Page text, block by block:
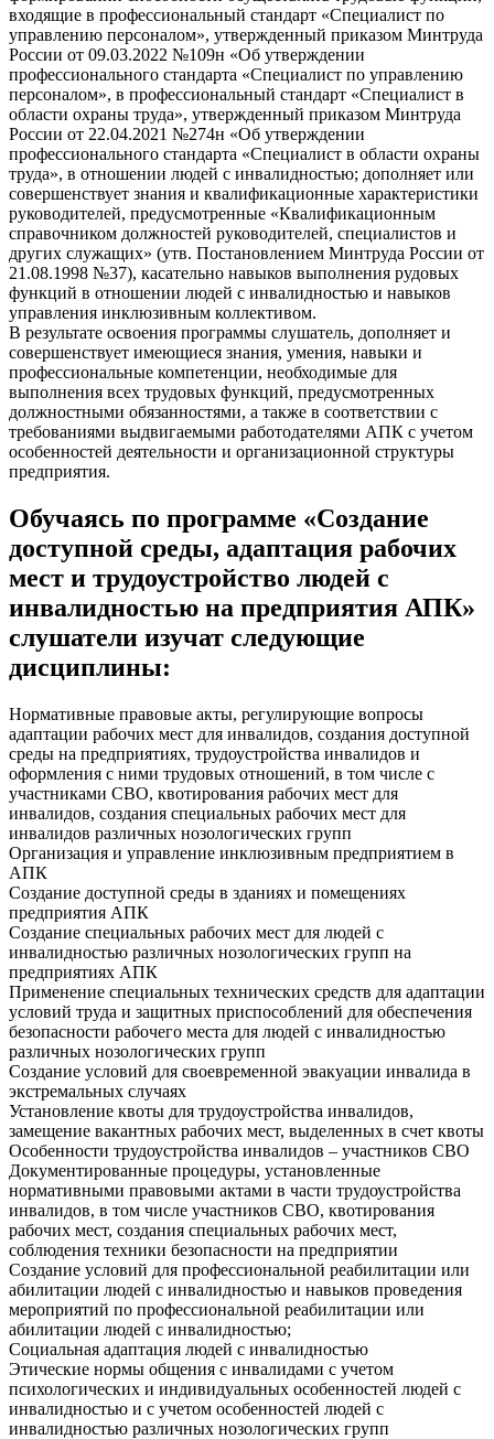
входящие в профессиональный стандарт «Специалист по
управлению персоналом», утвержденный приказом Минтруда
России от 09.03.2022 №109н «Об утверждении
профессионального стандарта «Специалист по управлению
персоналом», в профессиональный стандарт «Специалист в
области охраны труда», утвержденный приказом Минтруда
России от 22.04.2021 №274н «Об утверждении
профессионального стандарта «Специалист в области охраны
труда», в отношении людей с инвалидностью; дополняет или
совершенствует знания и квалификационные характеристики
руководителей, предусмотренные «Квалификационным
справочником должностей руководителей, специалистов и
других служащих» (утв. Постановлением Минтруда России от
21.08.1998 №37), касательно навыков выполнения рудовых
функций в отношении людей с инвалидностью и навыков
управления инклюзивным коллективом.
В результате освоения программы слушатель, дополняет и
совершенствует имеющиеся знания, умения, навыки и
профессиональные компетенции, необходимые для
выполнения всех трудовых функций, предусмотренных
должностными обязанностями, а также в соответствии с
требованиями выдвигаемыми работодателями АПК с учетом
особенностей деятельности и организационной структуры
предприятия.
Обучаясь по программе «Создание
доступной среды, адаптация рабочих
мест и трудоустройство людей с
инвалидностью на предприятия АПК»
слушатели изучат следующие
дисциплины:
Нормативные правовые акты, регулирующие вопросы
адаптации рабочих мест для инвалидов, создания доступной
среды на предприятиях, трудоустройства инвалидов и
оформления с ними трудовых отношений, в том числе с
участниками СВО, квотирования рабочих мест для
инвалидов, создания специальных рабочих мест для
инвалидов различных нозологических групп
Организация и управление инклюзивным предприятием в
АПК
Создание доступной среды в зданиях и помещениях
предприятия АПК
Создание специальных рабочих мест для людей с
инвалидностью различных нозологических групп на
предприятиях АПК
Применение специальных технических средств для адаптации
условий труда и защитных приспособлений для обеспечения
безопасности рабочего места для людей с инвалидностью
различных нозологических групп
Создание условий для своевременной эвакуации инвалида в
экстремальных случаях
Установление квоты для трудоустройства инвалидов,
замещение вакантных рабочих мест, выделенных в счет квоты
Особенности трудоустройства инвалидов – участников СВО
Документированные процедуры, установленные
нормативными правовыми актами в части трудоустройства
инвалидов, в том числе участников СВО, квотирования
рабочих мест, создания специальных рабочих мест,
соблюдения техники безопасности на предприятии
Создание условий для профессиональной реабилитации или
абилитации людей с инвалидностью и навыков проведения
мероприятий по профессиональной реабилитации или
абилитации людей с инвалидностью;
Социальная адаптация людей с инвалидностью
Этические нормы общения с инвалидами с учетом
психологических и индивидуальных особенностей людей с
инвалидностью и с учетом особенностей людей с
инвалидностью различных нозологических групп